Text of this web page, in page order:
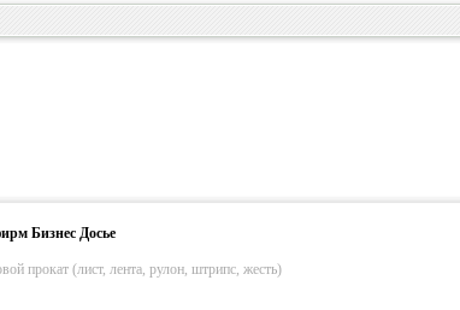
Бизнес Досье
прокат (лист, лента, рулон, штрипс, жесть)